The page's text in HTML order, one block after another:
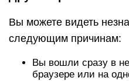
Вы можете видеть
следующим причинам:
Вы вошли сразу в
браузере или на